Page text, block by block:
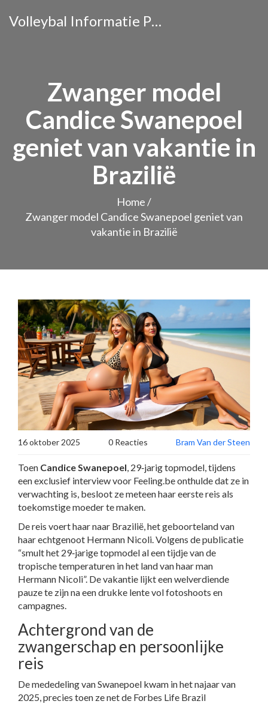
Volleybal Informatie Portaal
Zwanger model
Candice Swanepoel
geniet van vakantie in
Brazilië
Home/
Zwanger model Candice Swanepoel geniet van
vakantie in Brazilië
16 oktober 2025 0 Reacties Bram Van der Steen
Toen Candice Swanepoel, 29‑jarig topmodel, tijdens
een exclusief interview voor Feeling.beonthulde dat ze in
verwachting is, besloot ze meteen haar eerste reis als
toekomstige moeder te maken.
De reis voert haar naar Brazilië, het geboorteland van
haar echtgenoot Hermann Nicoli. Volgens de publicatie
“smult het 29‑jarige topmodel al een tijdje van de
tropische temperaturen in het land van haar man
Hermann Nicoli”. De vakantie lijkt een welverdiende
pauze te zijn na een drukke lente vol fotoshoots en
campagnes.
Achtergrond van de
zwangerschap en persoonlijke
reis
De mededeling van Swanepoel kwam in het najaar van
2025, precies toen ze net de Forbes Life Brazil